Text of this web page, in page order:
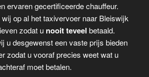
ervaren gecertificeerde chauffeur.
op al het taxivervoer naar Bleiswijk
zodat u nooit teveel betaald.
u desgewenst een vaste prijs bieden
zodat u vooraf precies weet wat u
moet betalen.